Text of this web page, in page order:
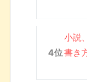
小説
書き